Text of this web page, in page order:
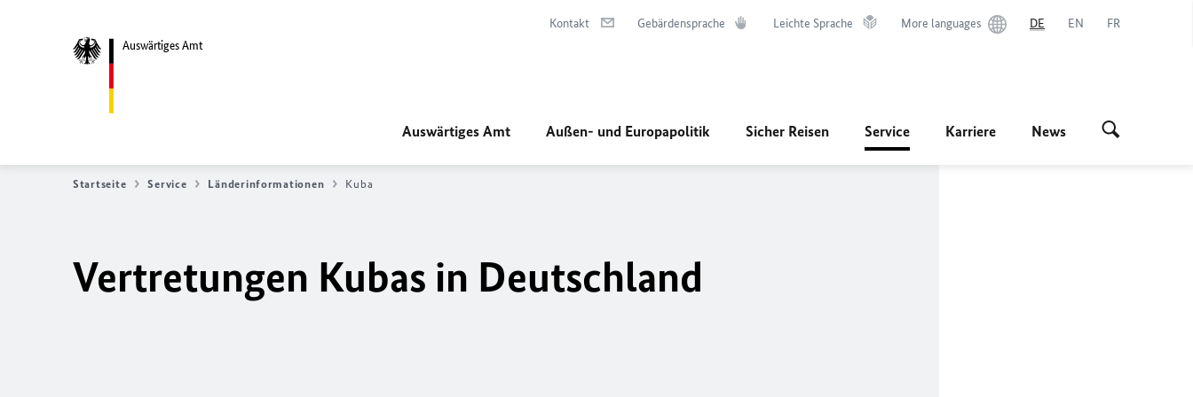
Auswärtiges Amt
Kontakt Gebärdensprache Leichte Sprache More languages DE EN FR
Auswärtiges Amt Außen- und Europapolitik Sicher Reisen Service Karriere News
Startseite Service Länderinformationen Kuba
Vertretungen Kubas in Deutschland